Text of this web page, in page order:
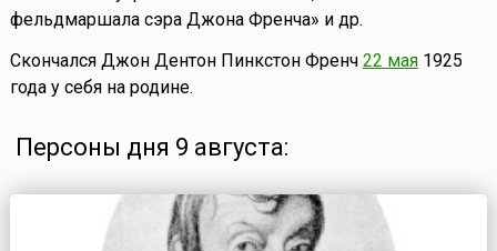
фельдмаршала сэра Джона Френча» и др.
Скончался Джон Дентон Пинкстон Френч 22 мая1925
года у себя на родине.
Персоны дня 9 августа: